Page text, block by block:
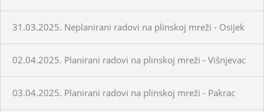
31.03.2025. Neplanirani radovi na plinskoj mreži - Osijek
02.04.2025. Planirani radovi na plinskoj mreži - Višnjevac
03.04.2025. Planirani radovi na plinskoj mreži - Pakrac